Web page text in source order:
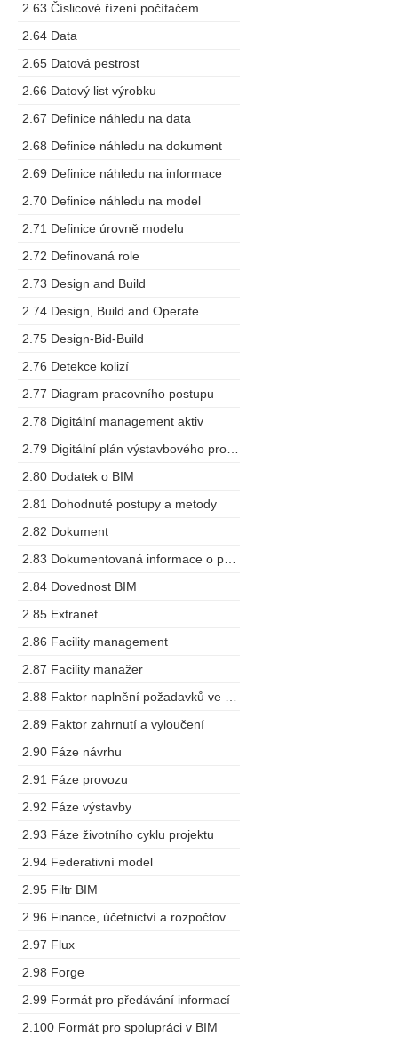
2.63 Číslicové řízení počítačem
2.64 Data
2.65 Datová pestrost
2.66 Datový list výrobku
2.67 Definice náhledu na data
2.68 Definice náhledu na dokument
2.69 Definice náhledu na informace
2.70 Definice náhledu na model
2.71 Definice úrovně modelu
2.72 Definovaná role
2.73 Design and Build
2.74 Design, Build and Operate
2.75 Design-Bid-Build
2.76 Detekce kolizí
2.77 Diagram pracovního postupu
2.78 Digitální management aktiv
2.80 Dodatek o BIM
2.81 Dohodnuté postupy a metody
2.82 Dokument
2.84 Dovednost BIM
2.85 Extranet
2.86 Facility management
2.87 Facility manažer
2.89 Faktor zahrnutí a vyloučení
2.90 Fáze návrhu
2.91 Fáze provozu
2.92 Fáze výstavby
2.93 Fáze životního cyklu projektu
2.94 Federativní model
2.95 Filtr BIM
2.97 Flux
2.98 Forge
2.99 Formát pro předávání informací
2.100 Formát pro spolupráci v BIM